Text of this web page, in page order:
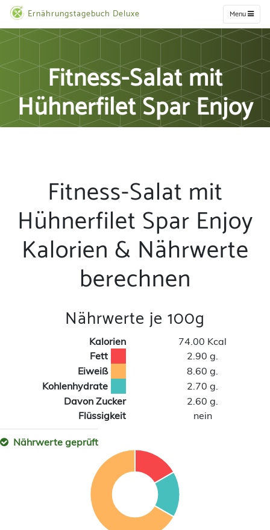
Ernährungstagebuch Deluxe Menu
Fitness-Salat mit
Hühnerfilet Spar Enjoy
Fitness-Salat mit
Hühnerfilet Spar Enjoy
Kalorien & Nährwerte
berechnen
Nährwerte je 100g
Kalorien
74.00 Kcal
Fett
2.90 g.
Eiweiß
8.60 g.
Kohlenhydrate
2.70 g.
Davon Zucker
2.60 g.
Flüssigkeit
nein
Nährwerte geprüft